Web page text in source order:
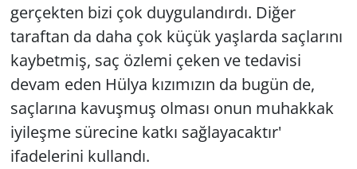
gerçekten bizi çok duygulandırdı. Diğer
taraftan da daha çok küçük yaşlarda saçlarını
kaybetmiş, saç özlemi çeken ve tedavisi
devam eden Hülya kızımızın da bugün de,
saçlarına kavuşmuş olması onun muhakkak
iyileşme sürecine katkı sağlayacaktır'
ifadelerini kullandı.